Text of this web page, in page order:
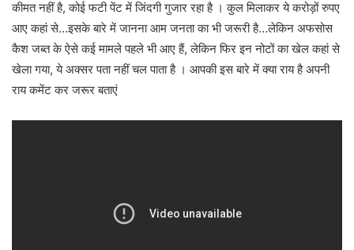
कीमत नहीं है, कोई फटी पेंट में जिंदगी गुजार रहा है । कुल मिलाकर ये करोड़ों रुपए
आए कहां से…इसके बारे में जानना आम जनता का भी जरूरी है…लेकिन अफसोस
कैश जब्त के ऐसे कई मामले पहले भी आए हैं, लेकिन फिर इन नोटों का खेल कहां से
खेला गया, ये अक्सर पता नहीं चल पाता है । आपकी इस बारे में क्या राय है अपनी
राय कमेंट कर जरूर बताएं